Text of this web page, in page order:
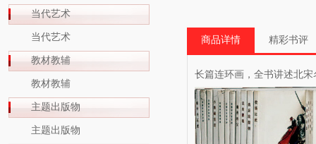
当代艺术
当代艺术
教材教辅
教材教辅
主题出版物
主题出版物
商品详情 精彩书评
长篇连环画，全书讲述北